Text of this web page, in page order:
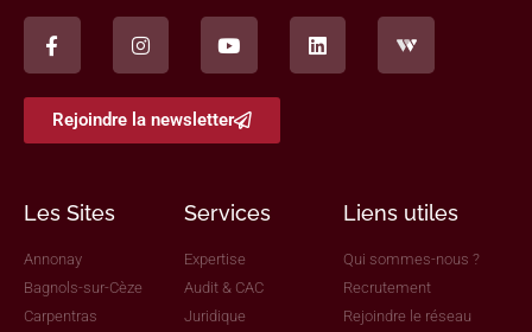
Rejoindre la newsletter
Les Sites
Annonay
Bagnols-sur-Cèze
Carpentras
Services
Expertise
Audit & CAC
Juridique
Liens utiles
Qui sommes-nous ?
Recrutement
Rejoindre le réseau